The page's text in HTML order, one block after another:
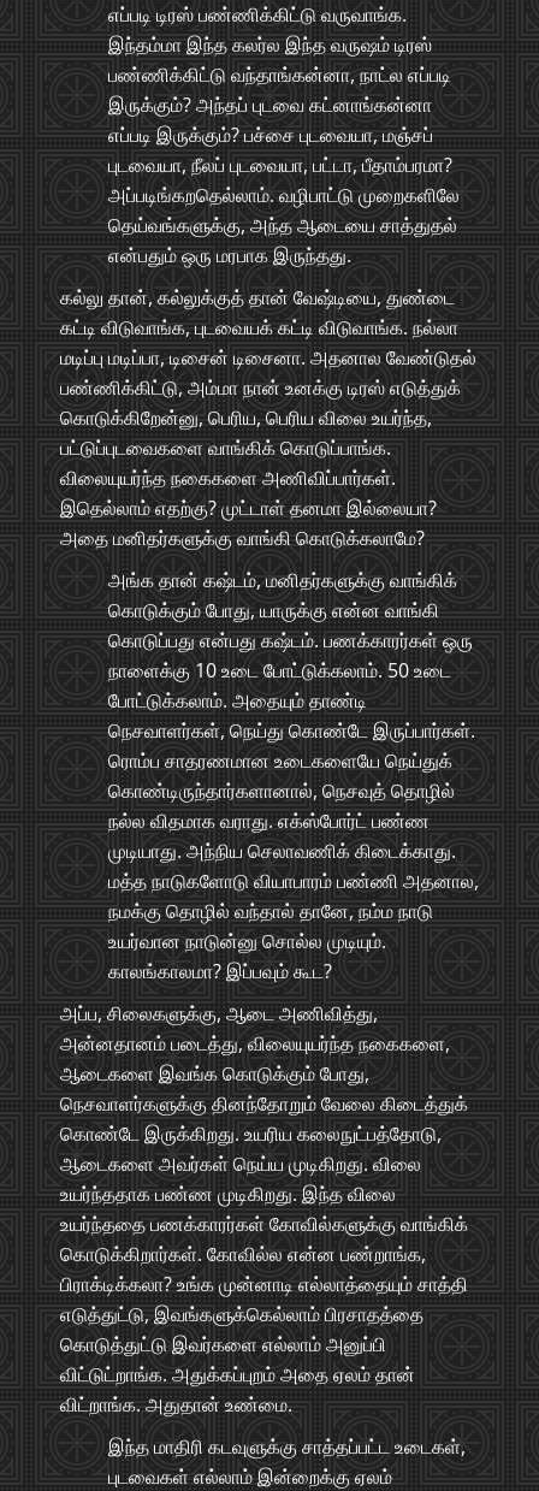
எப்படி டிரஸ் பண்ணிக்கிட்டு வருவாங்க.
இந்தம்மா இந்த கலர்ல இந்த வருஷம் டிரஸ்
பண்ணிக்கிட்டு வந்தாங்கன்னா, நாட்ல எப்படி
இருக்கும்? அந்தப் புடவை கட்னாங்கன்னா
எப்படி இருக்கும்? பச்சை புடவையா, மஞ்சப்
புடவையா, நீலப் புடவையா, பட்டா, பீதாம்பரமா?
அப்படிங்கறதெல்லாம். வழிபாட்டு முறைகளிலே
தெய்வங்களுக்கு, அந்த ஆடையை சாத்துதல்
என்பதும் ஒரு மரபாக இருந்தது.
கல்லு தான், கல்லுக்குத் தான் வேஷ்டியை, துண்டை
கட்டி விடுவாங்க, புடவையக் கட்டி விடுவாங்க. நல்லா
மடிப்பு மடிப்பா, டிசைன் டிசைனா. அதனால வேண்டுதல்
பண்ணிக்கிட்டு, அம்மா நான் உனக்கு டிரஸ் எடுத்துக்
கொடுக்கிறேன்னு, பெரிய, பெரிய விலை உயர்ந்த,
பட்டுப்புடவைகளை வாங்கிக் கொடுப்பாங்க.
விலையுயர்ந்த நகைகளை அணிவிப்பார்கள்.
இதெல்லாம் எதற்கு? முட்டாள் தனமா இல்லையா?
அதை மனிதர்களுக்கு வாங்கி கொடுக்கலாமே?
அங்க தான் கஷ்டம், மனிதர்களுக்கு வாங்கிக்
கொடுக்கும் போது, யாருக்கு என்ன வாங்கி
கொடுப்பது என்பது கஷ்டம். பணக்காரர்கள் ஒரு
நாளைக்கு 10 உடை போட்டுக்கலாம். 50 உடை
போட்டுக்கலாம். அதையும் தாண்டி
நெசவாளர்கள், நெய்து கொண்டே இருப்பார்கள்.
ரொம்ப சாதரணமான உடைகளையே நெய்துக்
கொண்டிருந்தார்களானால், நெசவுத் தொழில்
நல்ல விதமாக வராது. எக்ஸ்போர்ட் பண்ண
முடியாது. அந்நிய செலாவணிக் கிடைக்காது.
மத்த நாடுகளோடு வியாபாரம் பண்ணி அதனால,
நமக்கு தொழில் வந்தால் தானே, நம்ம நாடு
உயர்வான நாடுன்னு சொல்ல முடியும்.
காலங்காலமா? இப்பவும் கூட?
அப்ப, சிலைகளுக்கு, ஆடை அணிவித்து,
அன்னதானம் படைத்து, விலையுயர்ந்த நகைகளை,
ஆடைகளை இவங்க கொடுக்கும் போது,
நெசவாளர்களுக்கு தினந்தோறும் வேலை கிடைத்துக்
கொண்டே இருக்கிறது. உயரிய கலைநுட்பத்தோடு,
ஆடைகளை அவர்கள் நெய்ய முடிகிறது. விலை
உயர்ந்ததாக பண்ண முடிகிறது. இந்த விலை
உயர்ந்ததை பணக்காரர்கள் கோவில்களுக்கு வாங்கிக்
கொடுக்கிறார்கள். கோவில்ல என்ன பண்றாங்க,
பிராக்டிக்கலா? உங்க முன்னாடி எல்லாத்தையும் சாத்தி
எடுத்துட்டு, இவங்களுக்கெல்லாம் பிரசாதத்தை
கொடுத்துட்டு இவர்களை எல்லாம் அனுப்பி
விட்டுட்றாங்க. அதுக்கப்புறம் அதை ஏலம் தான்
விட்றாங்க. அதுதான் உண்மை.
இந்த மாதிரி கடவுளுக்கு சாத்தப்பட்ட உடைகள்,
புடவைகள் எல்லாம் இன்றைக்கு ஏலம்